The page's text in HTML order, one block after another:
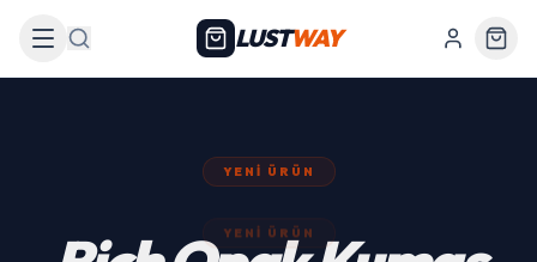
Arama LUSTWAY